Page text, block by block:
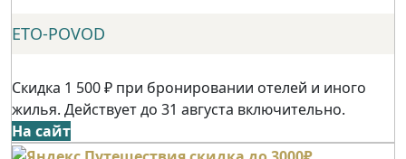
ETO-POVOD
Скидка 1 500 ₽ при бронировании отелей и иного
жилья. Действует до 31 августа включительно.
На сайт